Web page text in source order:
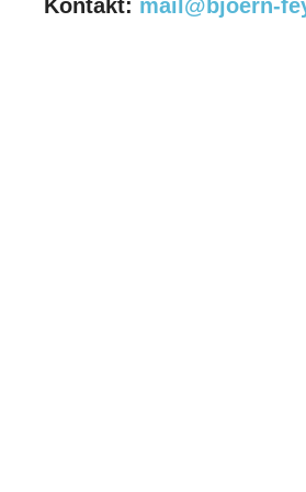
Kontakt: mail@bjoern-